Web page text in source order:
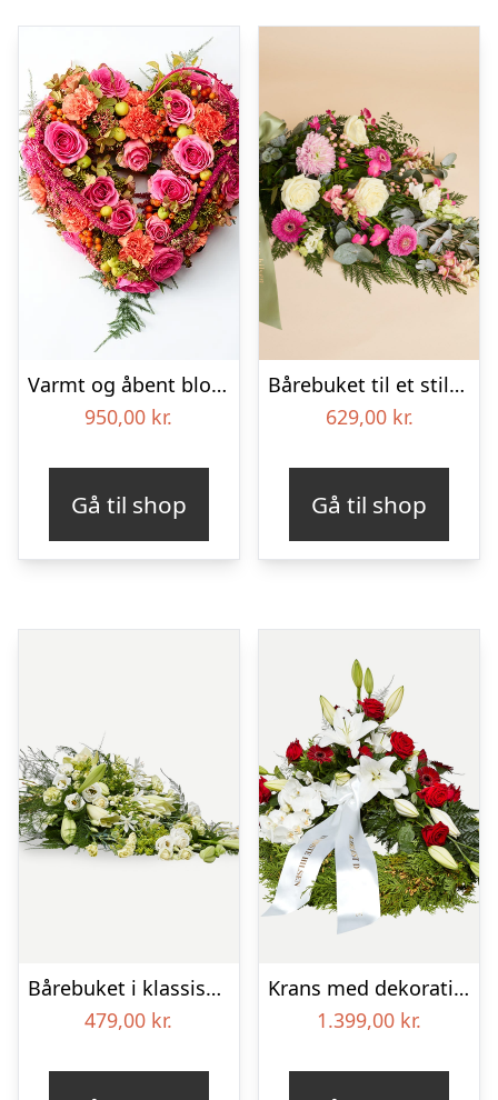
Varmt og åbent blomsterhjerte – Blomster til begravelse
950,00 kr.
Gå til shop
Bårebuket til et stille farvel med bånd
629,00 kr.
Gå til shop
Bårebuket i klassisk stil – hvid
479,00 kr.
Krans med dekoration i klassisk stil – rød og hvid – med bånd
1.399,00 kr.